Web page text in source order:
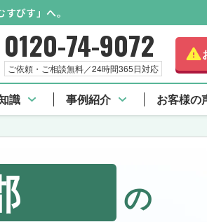
びす」へ。
0120-74-9072
ご依頼・ご相談無料／24時間365日対応
識 事例紹介 お客様の
の